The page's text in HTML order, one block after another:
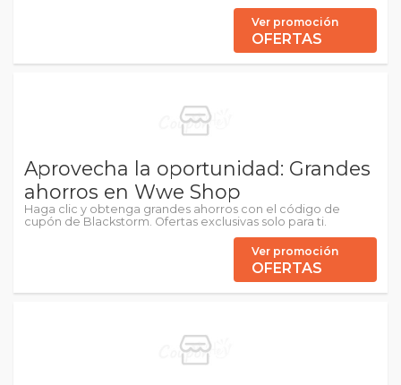
Ver promoción
OFERTAS
Aprovecha la oportunidad: Grandes
ahorros en Wwe Shop
Haga clic y obtenga grandes ahorros con el código de
cupón de Blackstorm. Ofertas exclusivas solo para ti.
Ver promoción
OFERTAS